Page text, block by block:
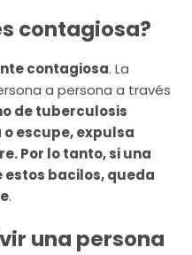
contagiosa?
contagiosa. La
a persona a través
de tuberculosis
escupe, expulsa
Por lo tanto, si una
estos bacilos, queda
.
una persona